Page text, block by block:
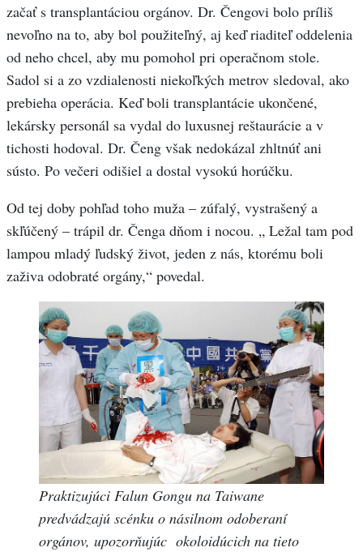
začať s transplantáciou orgánov. Dr. Čengovi bolo príliš
nevoľno na to, aby bol použiteľný, aj keď riaditeľ oddelenia
od neho chcel, aby mu pomohol pri operačnom stole.
Sadol si a zo vzdialenosti niekoľkých metrov sledoval, ako
prebieha operácia. Keď boli transplantácie ukončené,
lekársky personál sa vydal do luxusnej reštaurácie a v
tichosti hodoval. Dr. Čeng však nedokázal zhltnúť ani
sústo. Po večeri odišiel a dostal vysokú horúčku.
Od tej doby pohľad toho muža – zúfalý, vystrašený a
skľúčený – trápil dr. Čenga dňom i nocou. „ Ležal tam pod
lampou mladý ľudský život, jeden z nás, ktorému boli
zaživa odobraté orgány,“ povedal.
Praktizujúci Falun Gongu na Taiwane
predvádzajú scénku o násilnom odoberaní
orgánov, upozorňujúc okoloidúcich na tieto